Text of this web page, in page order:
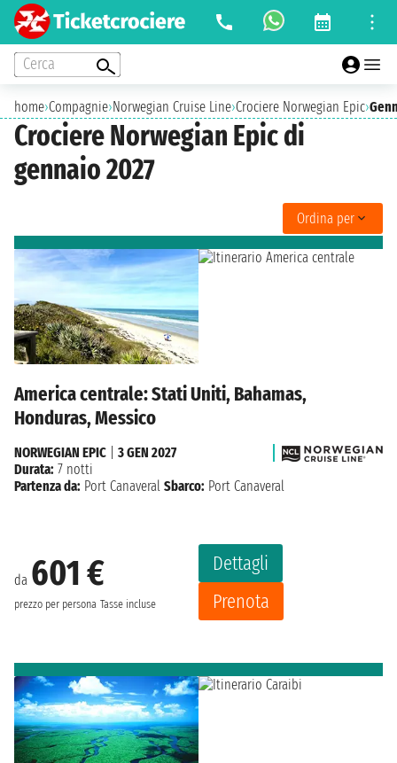
Cerca
home›Compagnie›Norwegian Cruise Line›Crociere Norwegian Epic›
Crociere Norwegian Epic di
gennaio 2027
Ordina per
America centrale: Stati Uniti, Bahamas,
Honduras, Messico
da 601 €
prezzo per persona Tasse incluse
Dettagli
Prenota
NORWEGIAN EPIC
3 GEN 2027
Durata: 7 notti
Partenza da: Port Canaveral Sbarco: Port Canaveral